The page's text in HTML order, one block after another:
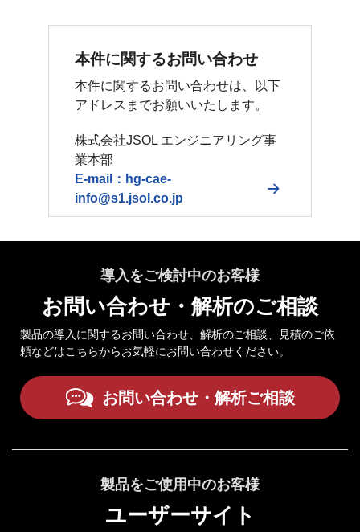
本件に関するお問い合わせ
本件に関するお問い合わせは、以下
アドレスまでお願いいたします。
株式会社JSOL エンジニアリング事
業本部
E-mail：hg-cae-
info@s1.jsol.co.jp
導入をご検討中のお客様
お問い合わせ・解析のご相談
製品の導入に関するお問い合わせ、解析のご相談、見積のご依
頼などはこちらからお気軽にお問い合わせください。
お問い合わせ・解析ご相談
製品をご使用中のお客様
ユーザーサイト